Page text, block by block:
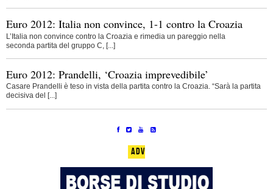
Euro 2012: Italia non convince, 1-1 contro la Croazia
L’Italia non convince contro la Croazia e rimedia un pareggio nella
seconda partita del gruppo C, [...]
Euro 2012: Prandelli, ‘Croazia imprevedibile’
Casare Prandelli è teso in vista della partita contro la Croazia. “Sarà la partita
decisiva del [...]
ADV